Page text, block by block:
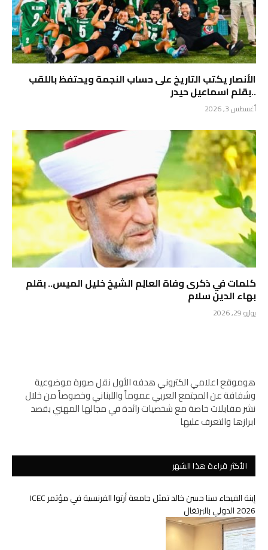
الأنصار يكتب التاريخ على حساب النجمة ويحتفظ باللقب
..بقلم اسماعيل حيدر
أغسطس 3, 2026
كلمات في ذكرى وفاة العالِم الشيخ خليل الميس.. بقلم
بهاء الدين سلام
يوليو 29, 2026
هوموقع اعلامي الكتروني هدفه الأول نقل صورة موضوعية
وشفافة عن المجتمع العربي عموماً واللبناني وخصوصاً من خلال
نشر مقابلات خاصة مع شخصيات رائدة في مجالها المهني بقصد
ابرازها والتعرف عليها
الأكثر قراءة هذا الشهر
إبنة الفيحاء سنا حسن خالد تمثل جامعة أرتوا الفرنسية في مؤتمر ICEC
2026 الدولي بالبرتغال